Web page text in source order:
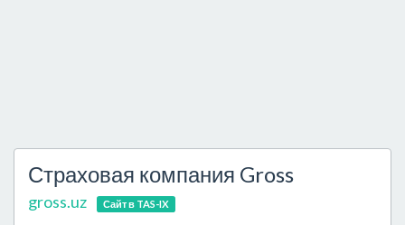
Страховая компания Gross
gross.uz Сайт в TAS-IX